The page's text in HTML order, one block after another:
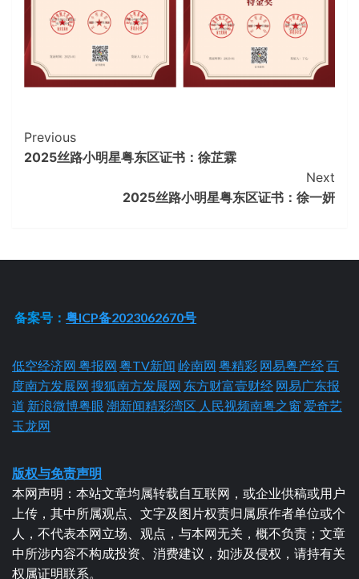
Continue
Reading
Previous
2025丝路小明星粤东区证书：徐芷霖
Next
2025丝路小明星粤东区证书：徐一妍
备案号：粤ICP备2023062670号
低空经济网 粤报网 粤TV新闻 岭南网 粤精彩 网易粤产经百
度南方发展网 搜狐南方发展网 东方财富壹财经 网易广东报
道 新浪微博粤眼 潮新闻精彩湾区 人民视频南粤之窗 爱奇艺
玉龙网
版权与免责声明
本网声明：本站文章均属转载自互联网，或企业供稿或用户
上传，其中所属观点、文字及图片权责归属原作者单位或个
人，不代表本网立场、观点，与本网无关，概不负责；文章
中所涉内容不构成投资、消费建议，如涉及侵权，请持有关
权属证明联系。